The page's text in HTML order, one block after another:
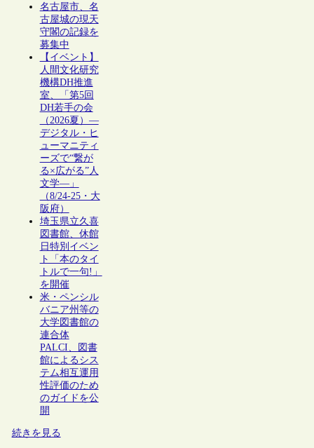
名古屋市、名
古屋城の現天
守閣の記録を
募集中
【イベント】
人間文化研究
機構DH推進
室、「第5回
DH若手の会
（2026夏）―
デジタル・ヒ
ューマニティ
ーズで“繋が
る×広がる”人
文学―」
（8/24-25・大
阪府）
埼玉県立久喜
図書館、休館
日特別イベン
ト「本のタイ
トルで一句!」
を開催
米・ペンシル
バニア州等の
大学図書館の
連合体
PALCI、図書
館によるシス
テム相互運用
性評価のため
のガイドを公
開
続きを見る